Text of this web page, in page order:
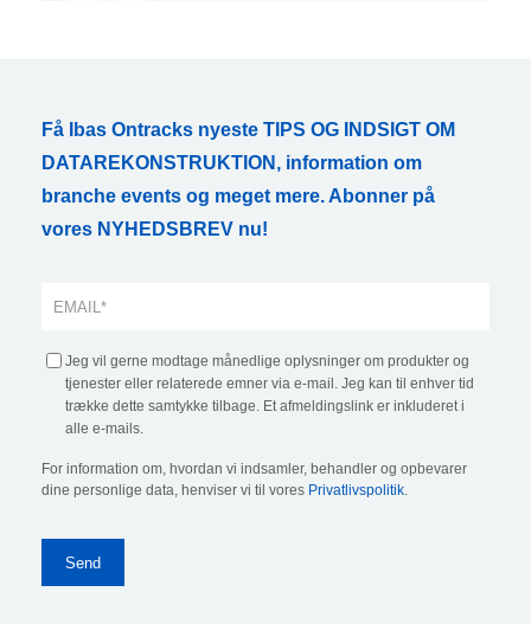
Få Ibas Ontracks nyeste TIPS OG INDSIGT OM
DATAREKONSTRUKTION, information om
branche events og meget mere. Abonner på
vores NYHEDSBREV nu!
Jeg vil gerne modtage månedlige oplysninger om produkter og
tjenester eller relaterede emner via e-mail. Jeg kan til enhver tid
trække dette samtykke tilbage. Et afmeldingslink er inkluderet i
alle e-mails.
For information om, hvordan vi indsamler, behandler og opbevarer
dine personlige data, henviser vi til vores Privatlivspolitik.